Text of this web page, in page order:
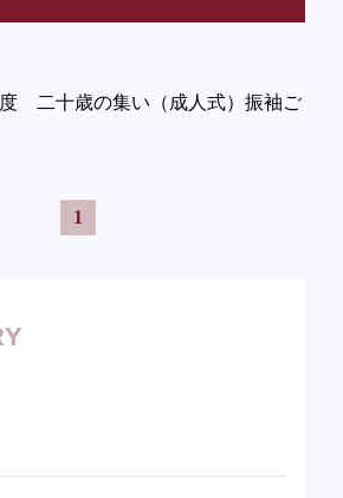
二十歳の集い（成人式）振袖ご
1